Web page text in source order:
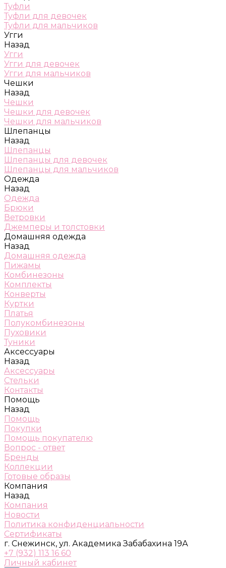
Туфли
Туфли для девочек
Туфли для мальчиков
Угги
Назад
Угги
Угги для девочек
Угги для мальчиков
Чешки
Назад
Чешки
Чешки для девочек
Чешки для мальчиков
Шлепанцы
Назад
Шлепанцы
Шлепанцы для девочек
Шлепанцы для мальчиков
Одежда
Назад
Одежда
Брюки
Ветровки
Джемперы и толстовки
Домашняя одежда
Назад
Домашняя одежда
Пижамы
Комбинезоны
Комплекты
Конверты
Куртки
Платья
Полукомбинезоны
Пуховики
Туники
Аксессуары
Назад
Аксессуары
Стельки
Контакты
Помощь
Назад
Помощь
Покупки
Помощь покупателю
Вопрос - ответ
Бренды
Коллекции
Готовые образы
Компания
Назад
Компания
Новости
Политика конфиденциальности
Сертификаты
г. Снежинск, ул. Академика Забабахина 19А
+7 (932) 113 16 60
Личный кабинет